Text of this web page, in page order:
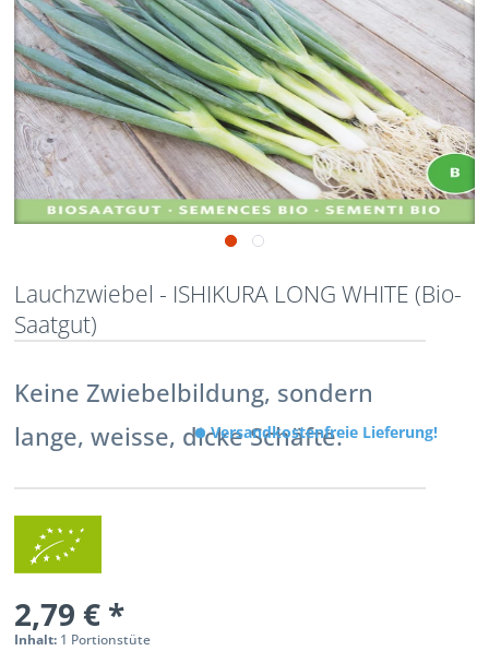
Lauchzwiebel - ISHIKURA LONG WHITE (Bio-
Saatgut)
Keine Zwiebelbildung, sondern
lange, weisse, dicke Schäfte.
2,79 € *
Inhalt: 1 Portionstüte
Versandkostenfreie Lieferung!